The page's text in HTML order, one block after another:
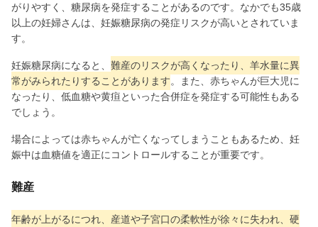
がりやすく、糖尿病を発症することがあるのです。なかでも35歳
以上の妊婦さんは、妊娠糖尿病の発症リスクが高いとされていま
す。
妊娠糖尿病になると、 難産のリスクが高くなったり、羊水量に異
常がみられたりすることがあります。また、赤ちゃんが巨大児に
なったり、低血糖や黄疸といった合併症を発症する可能性もある
でしょう。
場合によっては赤ちゃんが亡くなってしまうこともあるため、妊
娠中は血糖値を適正にコントロールすることが重要です。
難産
年齢が上がるにつれ、産道や子宮口の柔軟性が徐々に失われ、硬